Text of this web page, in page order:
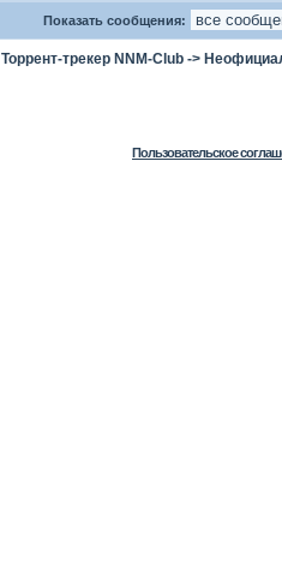
Показать сообщения:
Торрент-трекер NNM-Club ->
Пользовательское